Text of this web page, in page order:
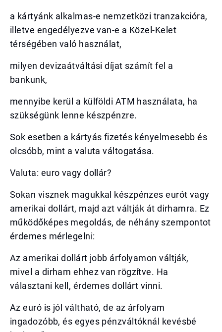
a kártyánk alkalmas-e nemzetközi tranzakcióra,
illetve engedélyezve van-e a Közel-Kelet
térségében való használat,
milyen devizaátváltási díjat számít fel a
bankunk,
mennyibe kerül a külföldi ATM használata, ha
szükségünk lenne készpénzre.
Sok esetben a kártyás fizetés kényelmesebb és
olcsóbb, mint a valuta váltogatása.
Valuta: euro vagy dollár?
Sokan visznek magukkal készpénzes eurót vagy
amerikai dollárt, majd azt váltják át dirhamra. Ez
működőképes megoldás, de néhány szempontot
érdemes mérlegelni:
Az amerikai dollárt jobb árfolyamon váltják,
mivel a dirham ehhez van rögzítve. Ha
választani kell, érdemes dollárt vinni.
Az euró is jól váltható, de az árfolyam
ingadozóbb, és egyes pénzváltóknál kevésbé